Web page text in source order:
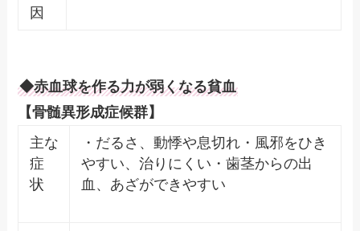
因
◆赤血球を作る力が弱くなる貧血
【骨髄異形成症候群】
主な
症
状
・だるさ、動悸や息切れ・風邪をひき
やすい、治りにくい・歯茎からの出
血、あざができやすい